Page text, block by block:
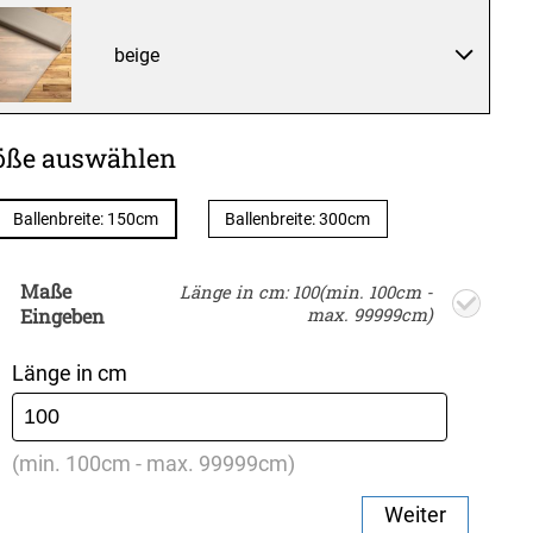
beige
auswählen
Ballenbreite: 150cm Ballenbreite: 300cm
Maße
Eingeben
Länge in cm: 100(min. 100cm -
max. 99999cm)
Länge in cm
(min. 100cm - max. 99999cm)
Weiter